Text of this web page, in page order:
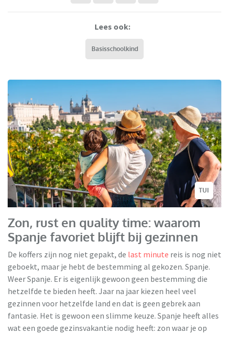
Lees ook:
Basisschoolkind
TUI
Zon, rust en quality time: waarom
Spanje favoriet blijft bij gezinnen
De koffers zijn nog niet gepakt, de last minute reis is nog niet
geboekt, maar je hebt de bestemming al gekozen. Spanje.
Weer Spanje. Er is eigenlijk gewoon geen bestemming die
hetzelfde te bieden heeft. Jaar na jaar kiezen heel veel
gezinnen voor hetzelfde land en dat is geen gebrek aan
fantasie. Het is gewoon een slimme keuze. Spanje heeft alles
wat een goede gezinsvakantie nodig heeft: zon waar je op